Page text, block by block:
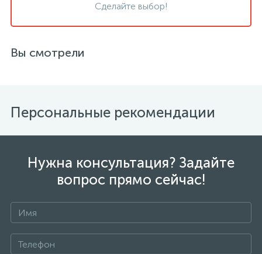
Сделайте выбор!
Вы смотрели
Персональные рекомендации
Нужна консультация? Задайте
вопрос прямо сейчас!